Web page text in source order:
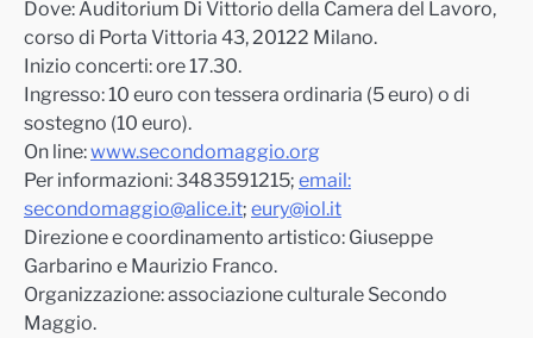
Dove: Auditorium Di Vittorio della Camera del Lavoro,
corso di Porta Vittoria 43, 20122 Milano.
Inizio concerti: ore 17.30.
Ingresso: 10 euro con tessera ordinaria (5 euro) o di
sostegno (10 euro).
On line:www.secondomaggio.org
Per informazioni: 3483591215; email:
secondomaggio@alice.it; eury@iol.it
Direzione e coordinamento artistico: Giuseppe
Garbarino e Maurizio Franco.
Organizzazione: associazione culturale Secondo
Maggio.